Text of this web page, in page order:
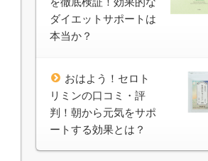
ダイエットサポートは
本当か？
おはよう！セロト
リミンの口コミ・評
判！朝から元気をサポ
ートする効果とは？